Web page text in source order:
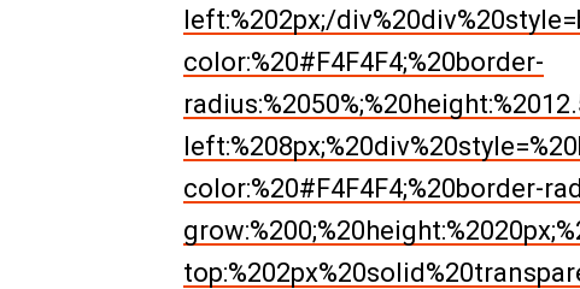
left:%202px;/
color:%20#F4F4F4;%20border-
color:%20#F4F4F4;%20border-